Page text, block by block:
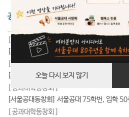
오늘 다시 보지 않기
공지사항 더보기
[ 공과대학동창회 ]
[ 공과대학동창회 ]
[ 공과대학동창회 ]
[ 공과대학동창회 ]